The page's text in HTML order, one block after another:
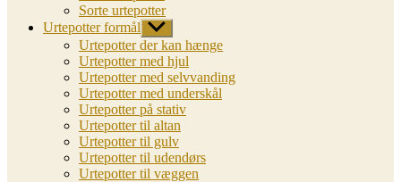
Sorte urtepotter
Urtepotter formål Vis
undermenu
Urtepotter der kan hænge
Urtepotter med hjul
Urtepotter med selvvanding
Urtepotter med underskål
Urtepotter på stativ
Urtepotter til altan
Urtepotter til gulv
Urtepotter til udendørs
Urtepotter til væggen